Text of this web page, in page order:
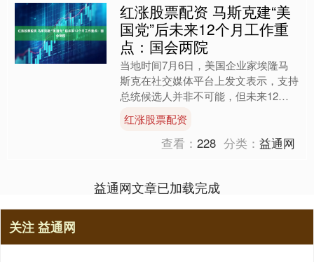
红涨股票配资 马斯克建“美
国党”后未来12个月工作重
点：国会两院
当地时间7月6日，美国企业家埃隆马
斯克在社交媒体平台上发文表示，支持
总统候选人并非不可能，但未来12个
月的焦点是众议院和参议院。 美国党
成立后 还要参选？ 马斯....
红涨股票配资
查看：228 分类：益通网
益通网文章已加载完成
关注 益通网